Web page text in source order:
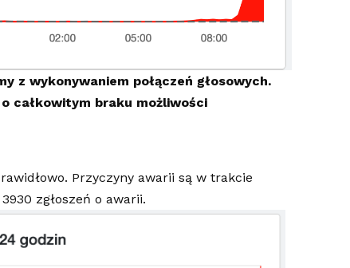
z wykonywaniem połączeń głosowych.
całkowitym braku możliwości
Przyczyny awarii są w trakcie
zgłoszeń o awarii.